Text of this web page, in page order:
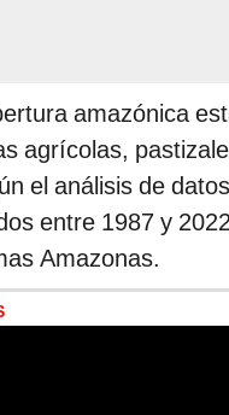
amazónica
agrícolas,
el análisis de datos
entre 1987 y
Amazonas.